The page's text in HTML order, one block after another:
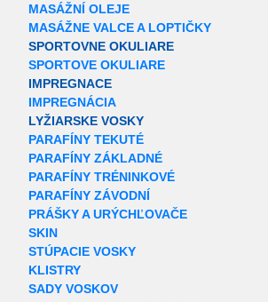
MASÁŽNÍ OLEJE
MASÁŽNE VALCE A LOPTIČKY
SPORTOVNE OKULIARE
SPORTOVE OKULIARE
IMPREGNACE
IMPREGNÁCIA
LYŽIARSKE VOSKY
PARAFÍNY TEKUTÉ
PARAFÍNY ZÁKLADNÉ
PARAFÍNY TRÉNINKOVÉ
PARAFÍNY ZÁVODNÍ
PRÁŠKY A URÝCHĽOVAČE
SKIN
STÚPACIE VOSKY
KLISTRY
SADY VOSKOV